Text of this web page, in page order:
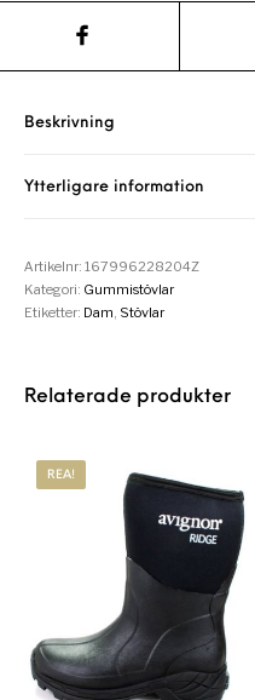
Beskrivning
Ytterligare information
Artikelnr:167996228204Z
Kategori: Gummistövlar
Etiketter: Dam Stövlar
Relaterade produkter
REA!